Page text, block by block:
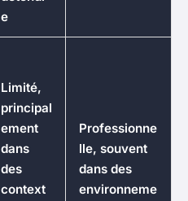
e
Limité,
principal
ement
dans
des
context
Professionne
lle, souvent
dans des
environneme